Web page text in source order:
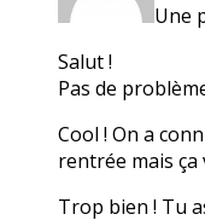
Une
Salut !
Pas de
Cool ! On a
rentrée mais ça
Trop bien ! Tu